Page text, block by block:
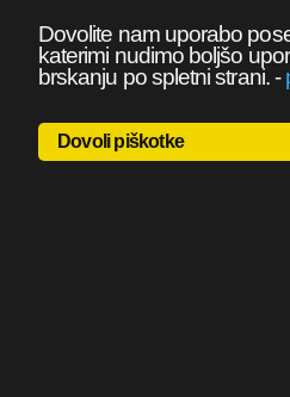
Dovolite nam uporabo
katerimi nudimo boljšo
brskanju po spletni strani.-
Dovoli piškotke